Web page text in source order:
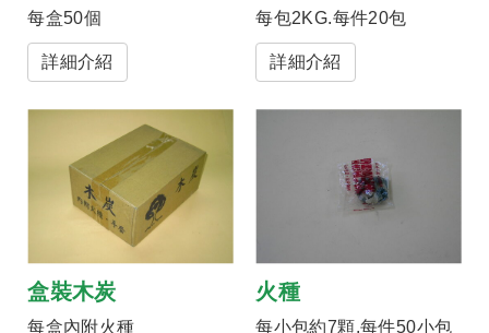
每盒50個
詳細介紹
每包2KG.每件20包
詳細介紹
盒裝木炭
每盒內附火種
火種
每小包約7顆.每件50小包